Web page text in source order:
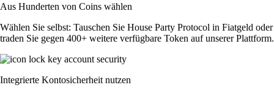
Aus Hunderten von Coins wählen
Wählen Sie selbst: Tauschen Sie House Party Protocol in Fiatgeld oder
traden Sie gegen 400+ weitere verfügbare Token auf unserer Plattform.
Integrierte Kontosicherheit nutzen